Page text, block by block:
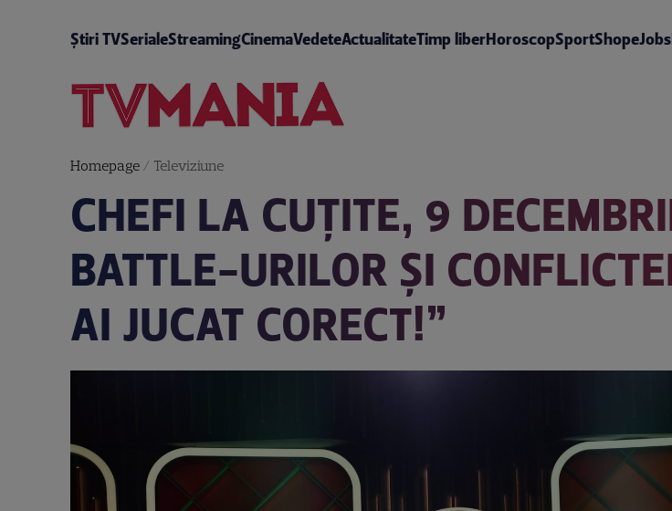
Știri TVSerialeStreamingCinemaVedeteActualitateTimp liberHoroscopSportShopeJobs
Homepage/ Televiziune
CHEFI LA CUȚITE, 9
BATTLE-URILOR ȘI
AI JUCAT CORECT!”